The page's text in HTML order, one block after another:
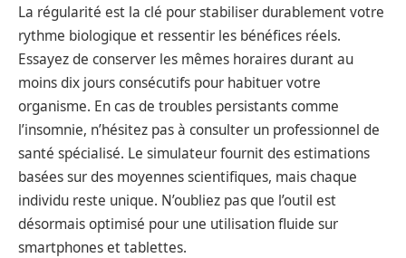
La régularité est la clé pour stabiliser durablement votre
rythme biologique et ressentir les bénéfices réels.
Essayez de conserver les mêmes horaires durant au
moins dix jours consécutifs pour habituer votre
organisme. En cas de troubles persistants comme
l’insomnie, n’hésitez pas à consulter un professionnel de
santé spécialisé. Le simulateur fournit des estimations
basées sur des moyennes scientifiques, mais chaque
individu reste unique. N’oubliez pas que l’outil est
désormais optimisé pour une utilisation fluide sur
smartphones et tablettes.